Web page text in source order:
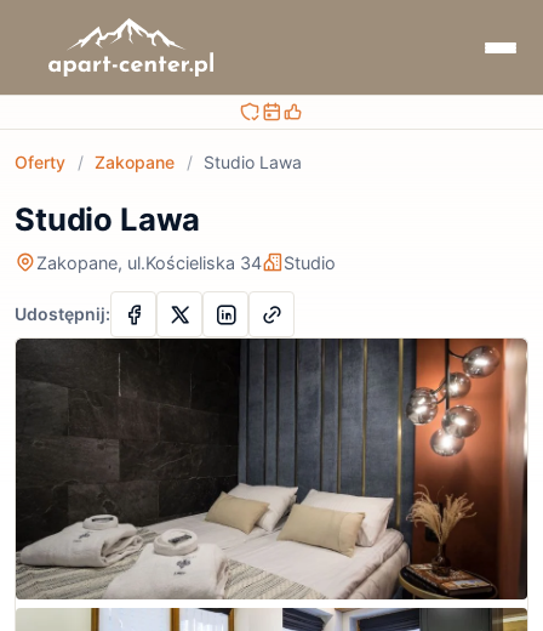
Bezpieczna rezerwacja
Sprawdzaj terminy i ceny
Obsługa przed i po rezerwacji
Oferty / Zakopane / Studio Lawa
Studio Lawa
Zakopane, ul.Kościeliska 34 Studio
Udostępnij: